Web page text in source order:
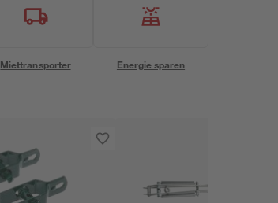
Miettransporter Energie sparen